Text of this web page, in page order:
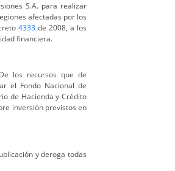
S.A. para realizar
afectadas por los
4333 de 2008, a los
financiera.
De los recursos que de
el Fondo Nacional de
de Hacienda y Crédito
inversión previstos en
y deroga todas